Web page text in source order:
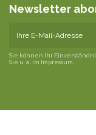
Newsletter
Sie können Ihr
Sie u. a. im Impressum.